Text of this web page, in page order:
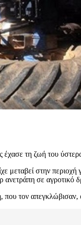
έχασε τη ζωή του
μεταβεί στην
ανετράπη σε
τον απεγκλώβισαν,